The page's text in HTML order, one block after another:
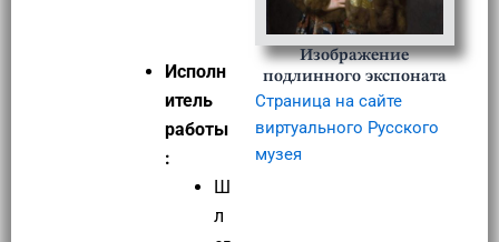
Исполн
итель
работы
:
Ш
л
Изображение
подлинного экспоната
Страница на сайте
виртуального Русского
музея